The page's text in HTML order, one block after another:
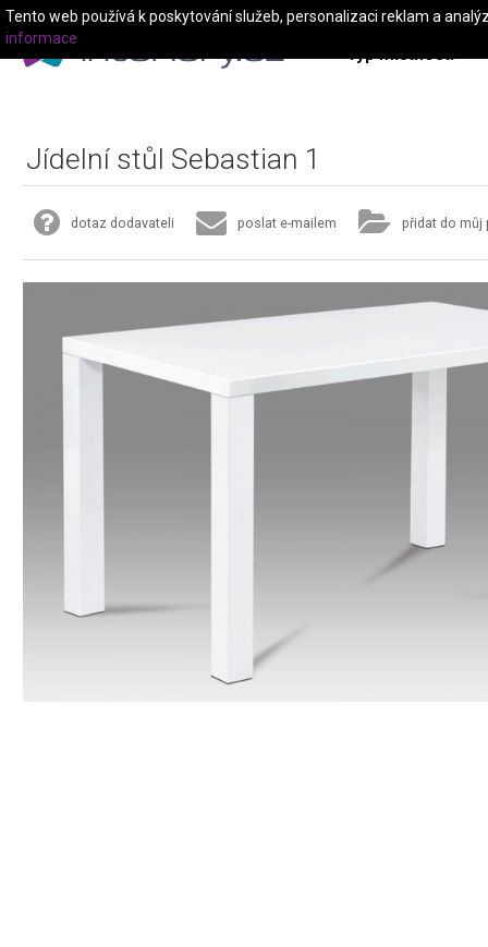
Typ místnosti
Jídelní stůl Sebastian 1
dotaz dodavateli poslat e-mailem přidat do můj
Tento web používá k poskytování služeb, personalizaci reklam a
informace